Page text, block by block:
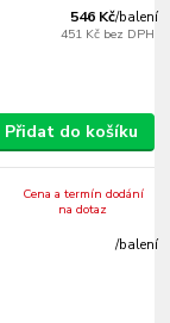
546 Kč/balení
451 Kč bez DPH
Přidat do košíku
/balení
Cena a termín dodání
na dotaz